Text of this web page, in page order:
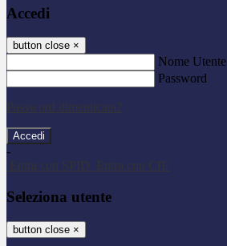
Accedi
button close ×
Nome Utente
Password
Password dimenticata?
-
Entra con SPID
Entra con CIE
Seleziona utente
button close ×